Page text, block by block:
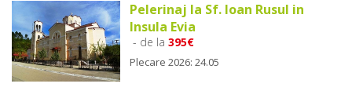
Pelerinaj la Sf. Ioan Rusul in
Insula Evia
- de la395€
Plecare 2026: 24.05